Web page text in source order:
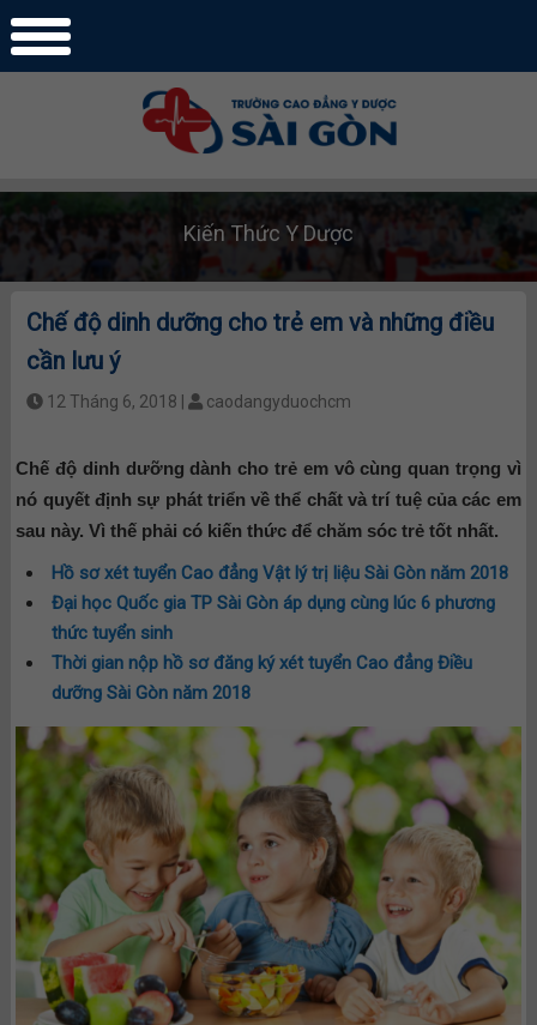
Kiến Thức Y Dược
Chế độ dinh dưỡng cho trẻ em và những điều
cần lưu ý
12 Tháng 6, 2018 | caodangyduochcm
Chế độ dinh dưỡng dành cho trẻ em vô cùng quan trọng vì
nó quyết định sự phát triển về thể chất và trí tuệ của các em
sau này. Vì thế phải có kiến thức để chăm sóc trẻ tốt nhất.
Hồ sơ xét tuyển Cao đẳng Vật lý trị liệu Sài Gòn năm 2018
Đại học Quốc gia TP Sài Gòn áp dụng cùng lúc 6 phương
thức tuyển sinh
Thời gian nộp hồ sơ đăng ký xét tuyển Cao đẳng Điều
dưỡng Sài Gòn năm 2018